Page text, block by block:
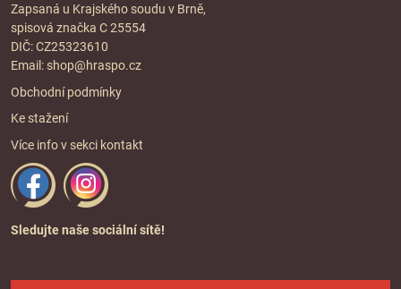
Zapsaná u Krajského soudu v Brně,
spisová značka C 25554
DIČ: CZ25323610
Email: shop@hraspo.cz
Obchodní podmínky
Ke stažení
Více info v sekci kontakt
Sledujte naše sociální sítě!